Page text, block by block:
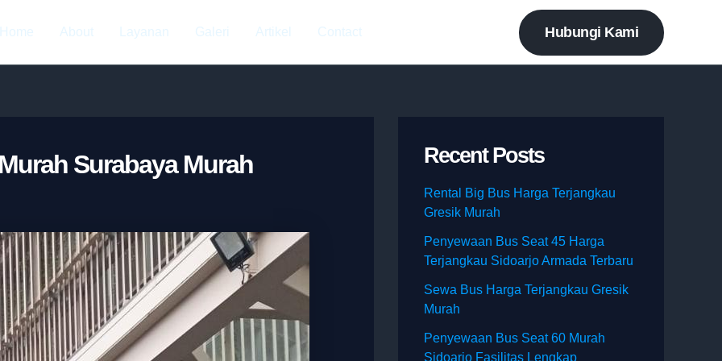
Home About Layanan Galeri Artikel Contact Hubungi Kami
Surabaya Murah Recent Posts
Rental Big Bus Harga Terjangkau
Gresik Murah
Penyewaan Bus Seat 45 Harga
Terjangkau Sidoarjo Armada Terbaru
Sewa Bus Harga Terjangkau Gresik
Murah
Penyewaan Bus Seat 60 Murah
Sidoarjo Fasilitas Lengkap